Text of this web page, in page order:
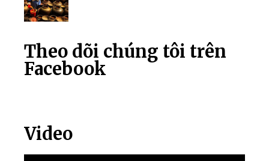
Theo dõi chúng tôi trên
Facebook
Video